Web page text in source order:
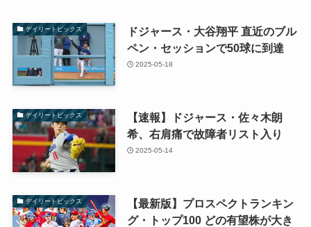
デイリートピックス
ドジャース・大谷翔平 直近のブル
ペン・セッションで50球に到達
2025-05-18
デイリートピックス
【速報】ドジャース・佐々木朗
希、右肩痛で故障者リスト入り
2025-05-14
デイリートピックス
【最新版】プロスペクトランキン
グ・トップ100 どの有望株が大き